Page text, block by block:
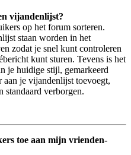
vijandenlijst?
op het forum sorteren.
staan worden in het
zodat je snel kunt controleren
kunt sturen. Tevens is het
je huidige stijl, gemarkeerd
je vijandenlijst toevoegt,
standaard verborgen.
toe aan mijn vrienden-